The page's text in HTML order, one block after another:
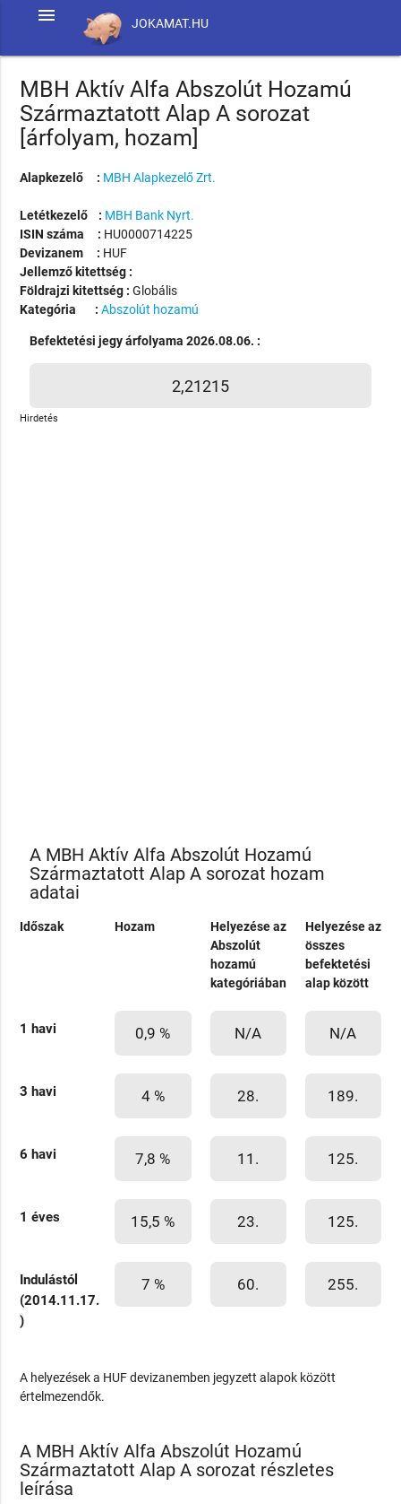
JOKAMAT.HU
menu
MBH Aktív Alfa Abszolút Hozamú
Származtatott Alap A sorozat
[árfolyam, hozam]
Alapkezelő : MBH Alapkezelő Zrt.
Letétkezelő : MBH Bank Nyrt.
ISIN száma : HU0000714225
Devizanem : HUF
Jellemző kitettség :
Földrajzi kitettség :Globális
Kategória : Abszolút hozamú
Befektetési jegy árfolyama 2026.08.06. :
2,21215
Hirdetés
A MBH Aktív Alfa Abszolút Hozamú
Származtatott Alap A sorozat hozam
adatai
Időszak Hozam
Helyezése az
Abszolút
hozamú
kategóriában
Helyezése az
összes
befektetési
alap között
1 havi 0,9 % N/A N/A
3 havi 4 % 28. 189.
6 havi 7,8 % 11. 125.
1 éves 15,5 % 23. 125.
Indulástól
(2014.11.17.
)
7 % 60. 255.
A helyezések a HUF devizanemben jegyzett alapok között
értelmezendők.
A MBH Aktív Alfa Abszolút Hozamú
Származtatott Alap A sorozat részletes
leírása